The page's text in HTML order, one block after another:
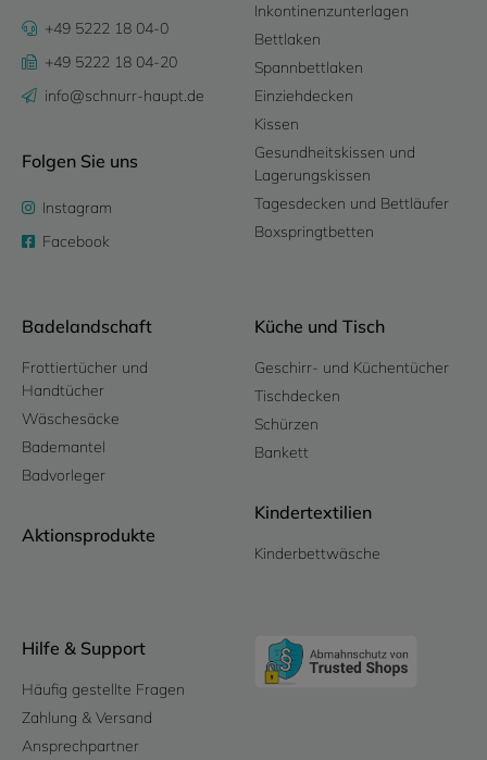
+49 5222 18 04-0
+49 5222 18 04-20
info@schnurr-haupt.de
Folgen Sie uns
Instagram
Facebook
Inkontinenzunterlagen
Bettlaken
Spannbettlaken
Einziehdecken
Kissen
Gesundheitskissen und
Lagerungskissen
Tagesdecken und Bettläufer
Boxspringtbetten
Badelandschaft
Frottiertücher und
Handtücher
Wäschesäcke
Bademantel
Badvorleger
Aktionsprodukte
Küche und Tisch
Geschirr- und Küchentücher
Tischdecken
Schürzen
Bankett
Kindertextilien
Kinderbettwäsche
Hilfe & Support
Häufig gestellte Fragen
Zahlung & Versand
Ansprechpartner